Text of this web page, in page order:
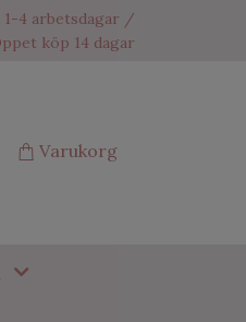
4 arbetsdagar /
köp 14 dagar
Varukorg